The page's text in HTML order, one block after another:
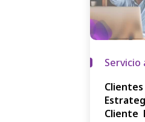
Servicio
Clientes
Cliente